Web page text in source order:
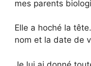
mes parents
Elle a hoché la
nom et la date de